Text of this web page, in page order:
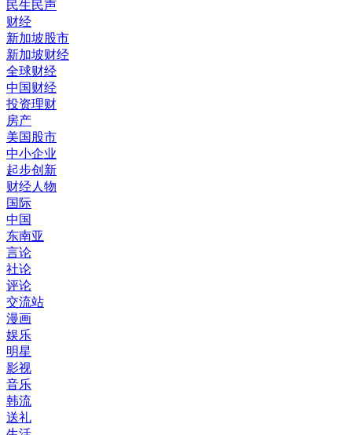
民生民声
财经
新加坡股市
新加坡财经
全球财经
中国财经
投资理财
房产
美国股市
中小企业
起步创新
财经人物
国际
中国
东南亚
言论
社论
评论
交流站
漫画
娱乐
明星
影视
音乐
韩流
送礼